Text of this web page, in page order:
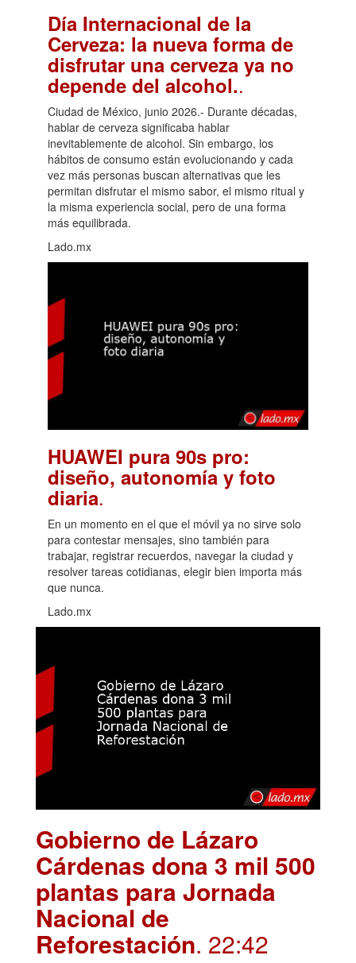
Día Internacional de la
Cerveza: la nueva forma de
disfrutar una cerveza ya no
depende del alcohol..
Ciudad de México, junio 2026.- Durante décadas,
hablar de cerveza significaba hablar
inevitablemente de alcohol. Sin embargo, los
hábitos de consumo están evolucionando y cada
vez más personas buscan alternativas que les
permitan disfrutar el mismo sabor, el mismo ritual y
la misma experiencia social, pero de una forma
más equilibrada.
Lado.mx
HUAWEI pura 90s pro:
diseño, autonomía y foto
diaria.
En un momento en el que el móvil ya no sirve solo
para contestar mensajes, sino también para
trabajar, registrar recuerdos, navegar la ciudad y
resolver tareas cotidianas, elegir bien importa más
que nunca.
Lado.mx
Gobierno de Lázaro
Cárdenas dona 3 mil 500
plantas para Jornada
Nacional de
Reforestación. 22:42